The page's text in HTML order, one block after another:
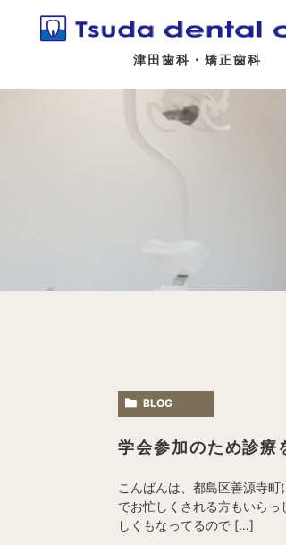
津田歯科・矯正歯科
BLOG
学会参加のため診療
こんばんは、都島区善源寺
でお忙しくされる方もいら
しくもなってるので […]